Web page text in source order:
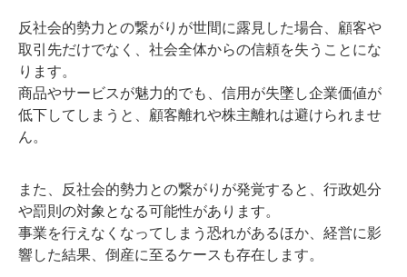
反社会的勢力との繋がりが世間に露見した場合、顧客や
取引先だけでなく、社会全体からの信頼を失うことにな
ります。
商品やサービスが魅力的でも、信用が失墜し企業価値が
低下してしまうと、顧客離れや株主離れは避けられませ
ん。
また、反社会的勢力との繋がりが発覚すると、行政処分
や罰則の対象となる可能性があります。
事業を行えなくなってしまう恐れがあるほか、経営に影
響した結果、倒産に至るケースも存在します。